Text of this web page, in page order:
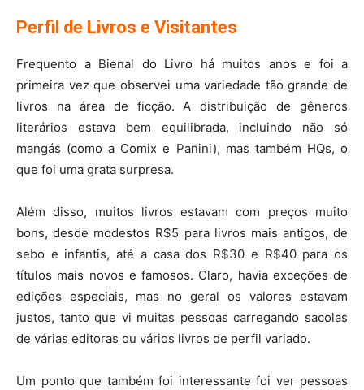
Perfil de Livros e Visitantes
Frequento a Bienal do Livro há muitos anos e foi a
primeira vez que observei uma variedade tão grande de
livros na área de ficção. A distribuição de gêneros
literários estava bem equilibrada, incluindo não só
mangás (como a Comix e Panini), mas também HQs, o
que foi uma grata surpresa.
Além disso, muitos livros estavam com preços muito
bons, desde modestos R$5 para livros mais antigos, de
sebo e infantis, até a casa dos R$30 e R$40 para os
títulos mais novos e famosos. Claro, havia exceções de
edições especiais, mas no geral os valores estavam
justos, tanto que vi muitas pessoas carregando sacolas
de várias editoras ou vários livros de perfil variado.
Um ponto que também foi interessante foi ver pessoas